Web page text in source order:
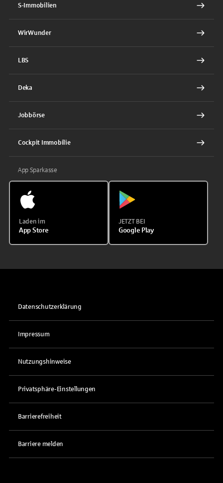
S-Immobilien
WirWunder
LBS
Deka
Jobbörse
Cockpit Immobilie
App Sparkasse
Laden im
App Store
JETZT BEI
Google Play
Datenschutzerklärung
Impressum
Nutzungshinweise
Privatsphäre-Einstellungen
Barrierefreiheit
Barriere melden